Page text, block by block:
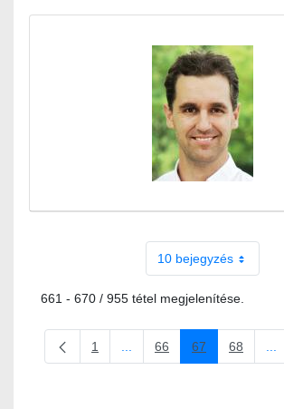
10 bejegyzés
661 - 670 / 955 tétel megjelenítése.
Oldal
1 Köztes oldalak Navigáljon a
Oldal
66 Oldal
67 Oldal
68